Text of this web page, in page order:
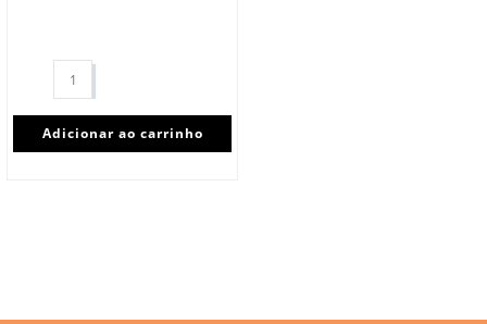
Adicionar ao carrinho